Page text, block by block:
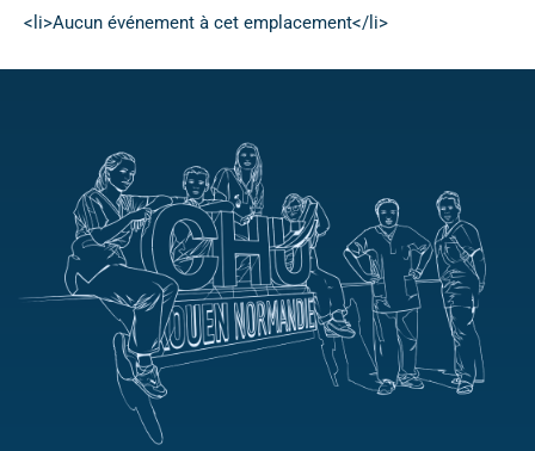
<li>Aucun événement à cet emplacement</li>